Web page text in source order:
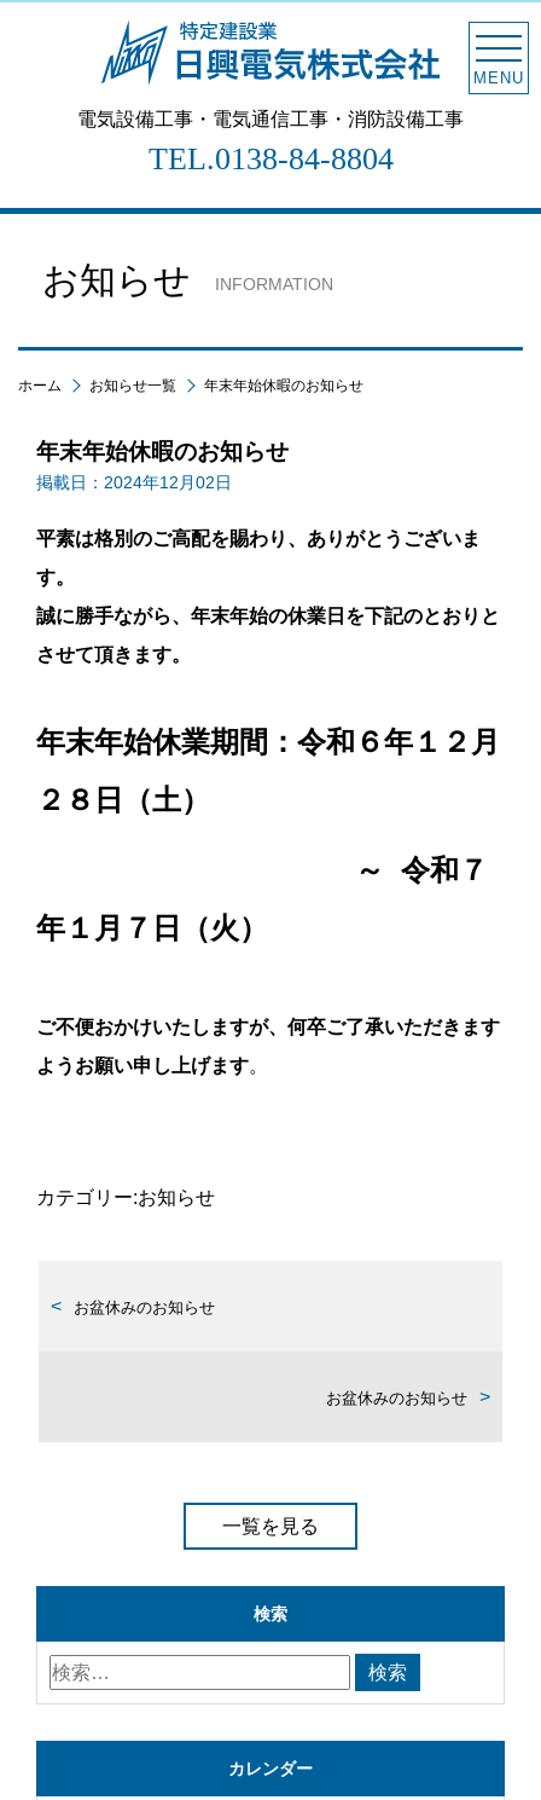
電気設備工事・電気通信工事・消防設備工事
TEL.0138-84-8804
MENU
お知らせ INFORMATION
ホーム お知らせ一覧 年末年始休暇のお知らせ
年末年始休暇のお知らせ
掲載日：2024年12月02日
平素は格別のご高配を賜わり、ありがとうございま
す。
誠に勝手ながら、年末年始の休業日を下記のとおりと
させて頂きます。
年末年始休業期間： 令和６年１２月
２８日（土）
～ 令和７
年１月７日（火）
ご不便おかけいたしますが、何卒ご了承いただきます
ようお願い申し上げます。
カテゴリー:お知らせ
お盆休みのお知らせ
お盆休みのお知らせ
一覧を見る
検索
カレンダー